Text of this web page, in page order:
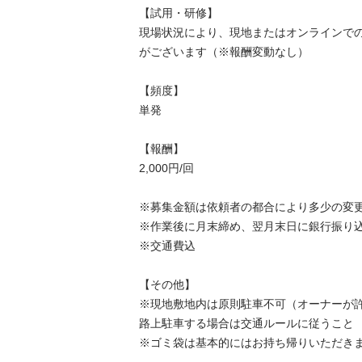
【試用・研修】
現場状況により、現地またはオンラインで
がございます（※報酬変動なし）
【頻度】
単発
【報酬】
2,000円/回
※募集金額は依頼者の都合により多少の変
※作業後に月末締め、翌月末日に銀行振り
※交通費込
【その他】
※現地敷地内は原則駐車不可（オーナーが
路上駐車する場合は交通ルールに従うこと
※ゴミ袋は基本的にはお持ち帰りいただき